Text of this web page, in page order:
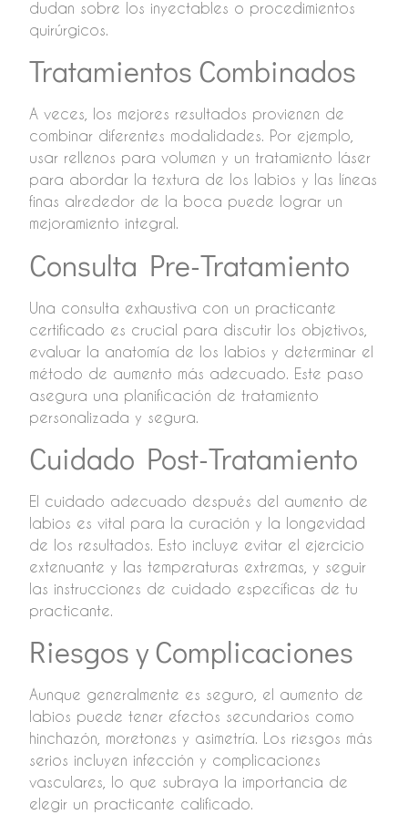
dudan sobre los inyectables o procedimientos
quirúrgicos.
Tratamientos Combinados
A veces, los mejores resultados provienen de
combinar diferentes modalidades. Por ejemplo,
usar rellenos para volumen y un tratamiento láser
para abordar la textura de los labios y las líneas
finas alrededor de la boca puede lograr un
mejoramiento integral.
Consulta Pre-Tratamiento
Una consulta exhaustiva con un practicante
certificado es crucial para discutir los objetivos,
evaluar la anatomía de los labios y determinar el
método de aumento más adecuado. Este paso
asegura una planificación de tratamiento
personalizada y segura.
Cuidado Post-Tratamiento
El cuidado adecuado después del aumento de
labios es vital para la curación y la longevidad
de los resultados. Esto incluye evitar el ejercicio
extenuante y las temperaturas extremas, y seguir
las instrucciones de cuidado específicas de tu
practicante.
Riesgos y Complicaciones
Aunque generalmente es seguro, el aumento de
labios puede tener efectos secundarios como
hinchazón, moretones y asimetría. Los riesgos más
serios incluyen infección y complicaciones
vasculares, lo que subraya la importancia de
elegir un practicante calificado.